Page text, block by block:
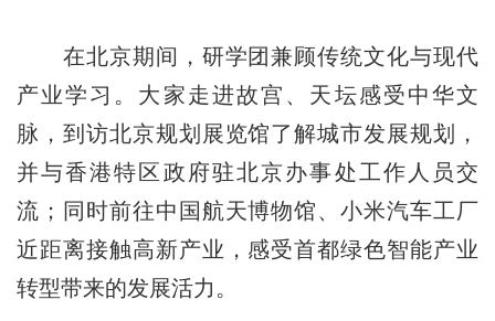
在北京期间，研学团兼顾传统文化与现代
产业学习。大家走进故宫、天坛感受中华文
脉，到访北京规划展览馆了解城市发展规划，
并与香港特区政府驻北京办事处工作人员交
流；同时前往中国航天博物馆、小米汽车工厂
近距离接触高新产业，感受首都绿色智能产业
转型带来的发展活力。